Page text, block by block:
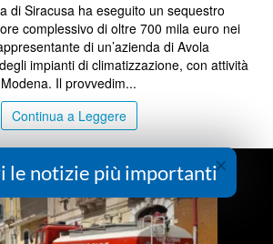
di Siracusa ha eseguito un sequestro
complessivo di oltre 700 mila euro nei
di un’azienda di Avola
impianti di climatizzazione, con attività
Il provvedim...
Continua a Leggere
×
le notizie più importanti